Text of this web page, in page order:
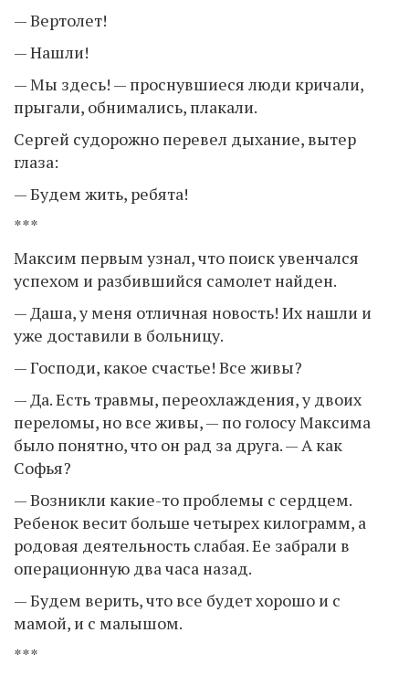
— Вертолет!
— Нашли!
— Мы здесь! — проснувшиеся люди кричали,
прыгали, обнимались, плакали.
Сергей судорожно перевел дыхание, вытер
глаза:
— Будем жить, ребята!
***
Максим первым узнал, что поиск увенчался
успехом и разбившийся самолет найден.
— Даша, у меня отличная новость! Их нашли и
уже доставили в больницу.
— Господи, какое счастье! Все живы?
— Да. Есть травмы, переохлаждения, у двоих
переломы, но все живы, — по голосу Максима
было понятно, что он рад за друга. — А как
Софья?
— Возникли какие-то проблемы с сердцем.
Ребенок весит больше четырех килограмм, а
родовая деятельность слабая. Ее забрали в
операционную два часа назад.
— Будем верить, что все будет хорошо и с
мамой, и с малышом.
***